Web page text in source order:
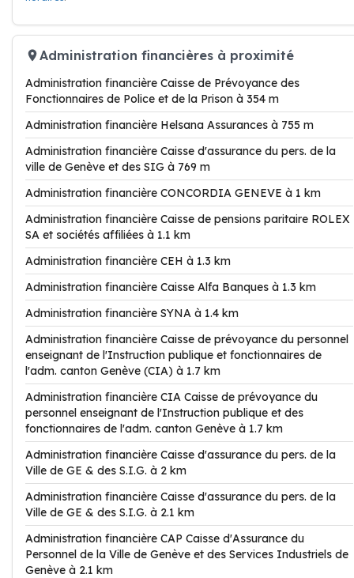
Administration financières à proximité
Administration financière Caisse de Prévoyance des
Fonctionnaires de Police et de la Prison à 354 m
Administration financière Helsana Assurances à 755 m
Administration financière Caisse d'assurance du pers. de la
ville de Genève et des SIG à 769 m
Administration financière CONCORDIA GENEVE à 1 km
Administration financière Caisse de pensions paritaire ROLEX
SA et sociétés affiliées à 1.1 km
Administration financière CEH à 1.3 km
Administration financière Caisse Alfa Banques à 1.3 km
Administration financière SYNA à 1.4 km
Administration financière Caisse de prévoyance du personnel
enseignant de l'Instruction publique et fonctionnaires de
l'adm. canton Genève (CIA) à 1.7 km
Administration financière CIA Caisse de prévoyance du
personnel enseignant de l'Instruction publique et des
fonctionnaires de l'adm. canton Genève à 1.7 km
Administration financière Caisse d'assurance du pers. de la
Ville de GE & des S.I.G. à 2 km
Administration financière Caisse d'assurance du pers. de la
Ville de GE & des S.I.G. à 2.1 km
Administration financière CAP Caisse d'Assurance du
Personnel de la Ville de Genève et des Services Industriels de
Genève à 2.1 km